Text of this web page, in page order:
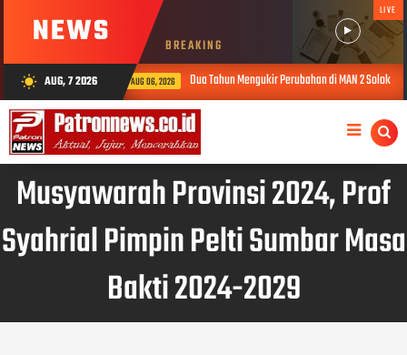
NEWS BREAKING
LIVE
wb_sunny AUG, 7 2026
Dua Tahun Mengukir Perubahan di MAN 2 Solok, Kinerja Maidison Dinilai dalam PKKM
Musyawarah Provinsi 2024, Prof
Syahrial Pimpin Pelti Sumbar Masa
Bakti 2024-2029